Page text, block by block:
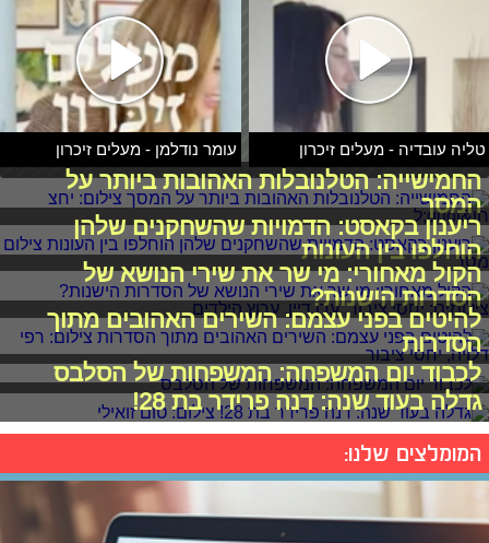
טליה עובדיה - מעלים זיכרון עומר נודלמן - מעלים זיכרון
החמישייה: הטלנובלות האהובות ביותר על
המסך
ריענון בקאסט: הדמויות שהשחקנים שלהן
הוחלפו בין העונות
הקול מאחורי: מי שר את שירי הנושא של
הסדרות הישנות?
להיטים בפני עצמם: השירים האהובים מתוך
הסדרות
לכבוד יום המשפחה: המשפחות של הסלבס
גדלה בעוד שנה: דנה פרידר בת 28!
המומלצים שלנו: